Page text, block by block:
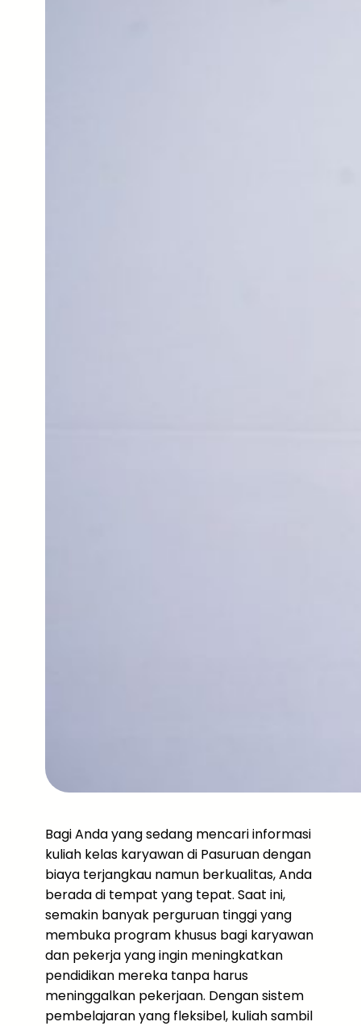
Bagi Anda yang sedang mencari informasi
kuliah kelas karyawan di Pasuruan dengan
biaya terjangkau namun berkualitas, Anda
berada di tempat yang tepat. Saat ini,
semakin banyak perguruan tinggi yang
membuka program khusus bagi karyawan
dan pekerja yang ingin meningkatkan
pendidikan mereka tanpa harus
meninggalkan pekerjaan. Dengan sistem
pembelajaran yang fleksibel, kuliah sambil